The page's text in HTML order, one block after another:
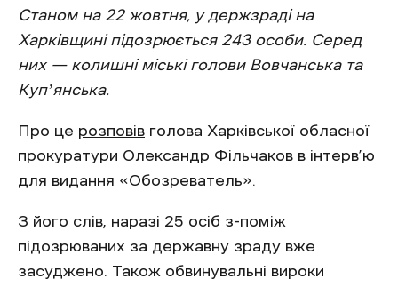
Станом на 22 жовтня, у держзраді на
Харківщині підозрюється 243 особи. Серед
них — колишні міські голови Вовчанська та
Купʼянська.
Про це розповів голова Харківської обласної
прокуратури Олександр Фільчаков в інтерв’ю
для видання «Обозреватель».
З його слів, наразі 25 осіб з-поміж
підозрюваних за державну зраду вже
засуджено. Також обвинувальні вироки